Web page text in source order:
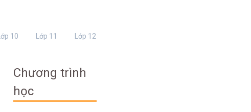
Lớp 10 Lớp 11 Lớp 12
Chương trình
học